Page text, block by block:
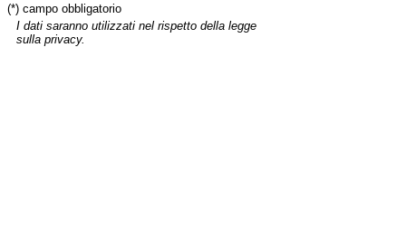
(*) campo obbligatorio
I dati saranno utilizzati nel rispetto della legge
sulla privacy.